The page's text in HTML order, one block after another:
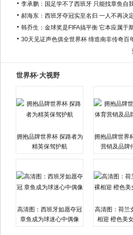
李承鹏：国足学不了西班牙 只能找章鱼自
郝海东：西班牙夺冠实至名归 一人不再决
韩乔生：金球奖是FIFA搞平衡 它本应属于
30天见证声色俱全世界杯 缔造南非传奇百
世界杯·大视野
拥抱品牌世界杯 探路者为
精英保驾护航
拥抱品牌世界
营销及品牌
高清图：西班牙如愿夺冠
章鱼成为球迷心中偶像
高清图：荷兰
相迎 橙色美